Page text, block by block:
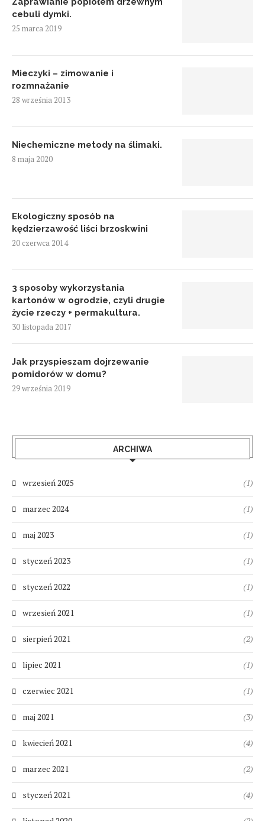
cebuli dymki.
25 marca 2019
Mieczyki – zimowanie i
rozmnażanie
28 września 2013
Niechemiczne metody na ślimaki.
8 maja 2020
Ekologiczny sposób na
kędzierzawość liści brzoskwini
20 czerwca 2014
3 sposoby wykorzystania
kartonów w ogrodzie, czyli drugie
życie rzeczy + permakultura.
30 listopada 2017
Jak przyspieszam dojrzewanie
pomidorów w domu?
29 września 2019
ARCHIWA
wrzesień 2025 (1)
marzec 2024 (1)
maj 2023 (1)
styczeń 2023 (1)
styczeń 2022 (1)
wrzesień 2021 (1)
sierpień 2021 (2)
lipiec 2021 (1)
czerwiec 2021 (1)
maj 2021 (3)
kwiecień 2021 (4)
marzec 2021 (2)
styczeń 2021 (4)